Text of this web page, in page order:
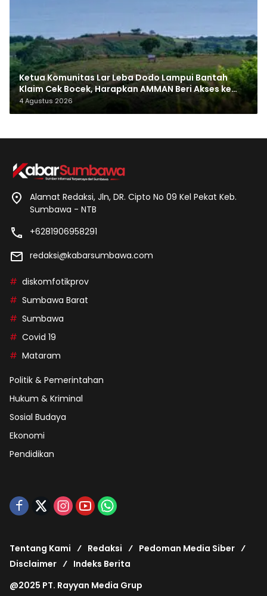
Ketua Komunitas Lar Leba Dodo Lampui Bantah
Klaim Cek Bocek, Harapkan AMMAN Beri Akses ke
Makam Leluhur
4 Agustus 2026
Alamat Redaksi, Jln, DR. Cipto No 09 Kel Pekat Keb.
Sumbawa - NTB
+6281906958291
redaksi@kabarsumbawa.com
diskomfotikprov
Sumbawa Barat
Sumbawa
Covid 19
Mataram
Politik & Pemerintahan
Hukum & Kriminal
Sosial Budaya
Ekonomi
Pendidikan
Tentang Kami Redaksi
Pedoman Media Siber
Disclaimer
Indeks Berita
@2025 PT. Rayyan Media Grup